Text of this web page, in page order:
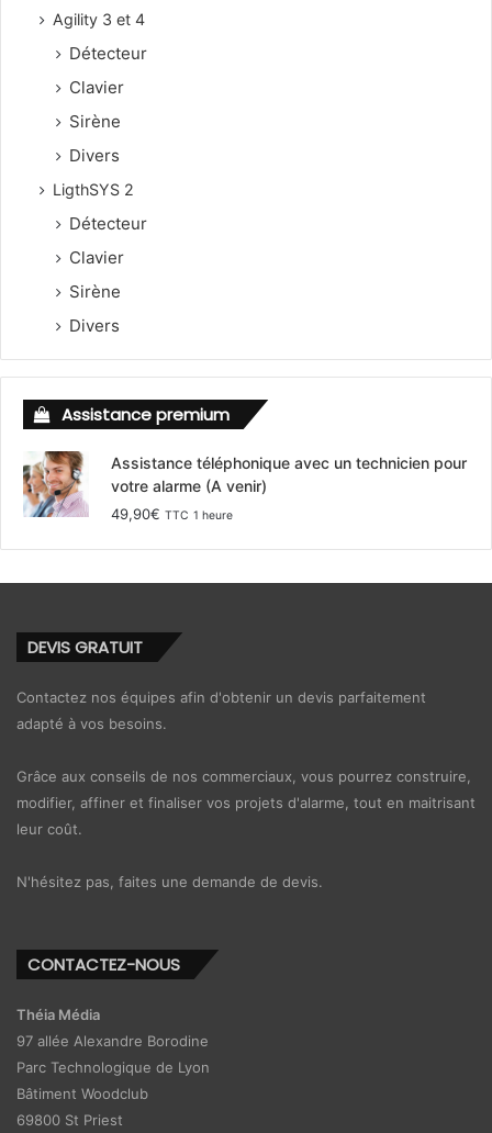
Agility 3 et 4
Détecteur
Clavier
Sirène
Divers
LigthSYS 2
Détecteur
Clavier
Sirène
Divers
Assistance premium
Assistance téléphonique avec un technicien pour
votre alarme (A venir)
49,90€ TTC 1 heure
DEVIS GRATUIT
Contactez nos équipes afin d'obtenir un devis parfaitement
adapté à vos besoins.
Grâce aux conseils de nos commerciaux, vous pourrez construire,
modifier, affiner et finaliser vos projets d'alarme, tout en maitrisant
leur coût.
N'hésitez pas, faites une demande de devis.
CONTACTEZ-NOUS
Théia Média
97 allée Alexandre Borodine
Parc Technologique de Lyon
Bâtiment Woodclub
69800 St Priest